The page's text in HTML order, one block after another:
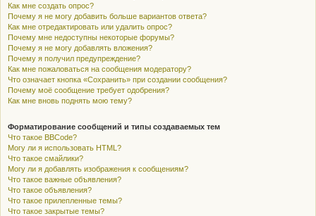
Как мне создать опрос?
Почему я не могу добавить больше вариантов ответа?
Как мне отредактировать или удалить опрос?
Почему мне недоступны некоторые форумы?
Почему я не могу добавлять вложения?
Почему я получил предупреждение?
Как мне пожаловаться на сообщения модератору?
Что означает кнопка «Сохранить» при создании сообщения?
Почему моё сообщение требует одобрения?
Как мне вновь поднять мою тему?
Форматирование сообщений и типы создаваемых тем
Что такое BBCode?
Могу ли я использовать HTML?
Что такое смайлики?
Могу ли я добавлять изображения к сообщениям?
Что такое важные объявления?
Что такое объявления?
Что такое прилепленные темы?
Что такое закрытые темы?